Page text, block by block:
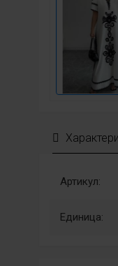
Артикул:
Единица: